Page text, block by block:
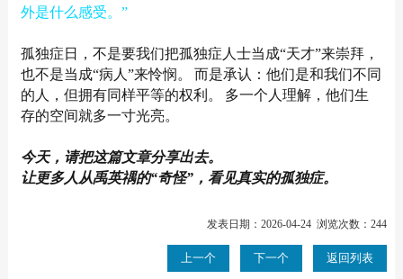
外是什么感受。”
孤独症日，不是要我们把孤独症人士当成“天才”来崇拜，
也不是当成“病人”来怜悯。
而是承认：他们是和我们不同
的人，但拥有同样平等的权利。
多一个人理解，他们生
存的空间就多一寸光亮。
今天，请把这篇文章分享出去。
让更多人从禹英禑的“奇怪”，看见真实的孤独症。
发表日期：2026-04-24 浏览次数：244
上一个 下一个 返回列表